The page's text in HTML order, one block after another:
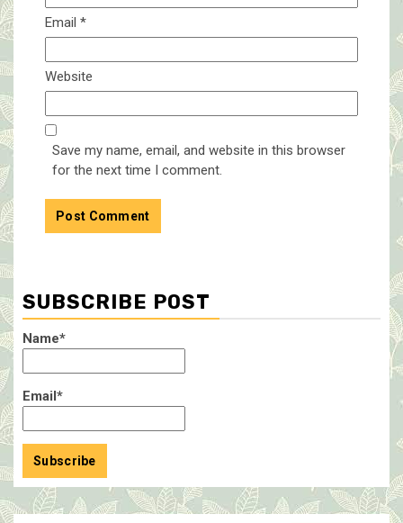
Email *
Website
Save my name, email, and website in this browser
for the next time I comment.
SUBSCRIBE POST
Name*
Email*